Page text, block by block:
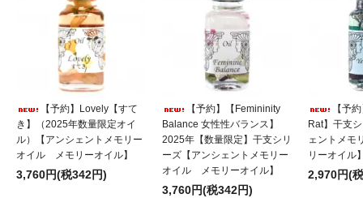
【予約】Lovely【すて
き】（2025年数量限定オイ
ル）【アンシェントメモリー
オイル メモリーオイル】
3,760円(税342円)
【予約】【Femininity
Balance 女性性バランス】
2025年【数量限定】干支シリ
ーズ【アンシェントメモリー
オイル メモリーオイル】
3,760円(税342円)
【予
Rat】干支
ェントメ
リーオイル
2,970円(